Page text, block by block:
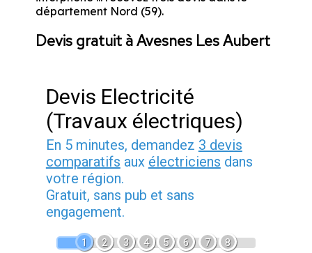
département Nord (59).
Devis gratuit à Avesnes Les Aubert
Devis Electricité
(Travaux électriques)
En 5 minutes, demandez 3 devis
comparatifs aux électriciens dans
votre région.
Gratuit, sans pub et sans
engagement.
1 2 3 4 5 6 7 8